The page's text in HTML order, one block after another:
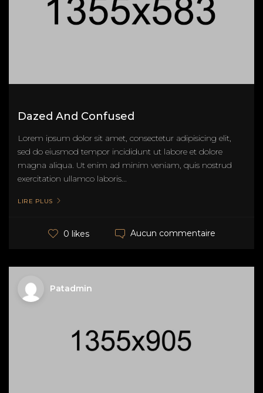
Dazed And Confused
Lorem ipsum dolor sit amet, consectetur adipisicing elit,
sed do eiusmod tempor incididunt ut labore et dolore
magna aliqua. Ut enim ad minim veniam, quis nostrud
exercitation ullamco laboris...
LIRE PLUS
0 likes Aucun commentaire
Patadmin